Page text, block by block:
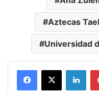
Aztecas
Universidad